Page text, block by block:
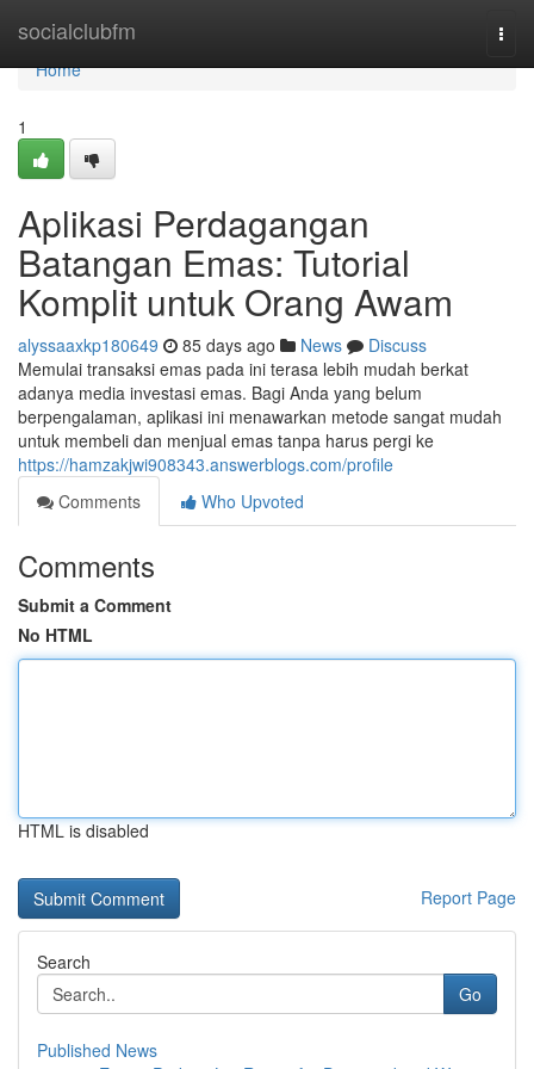
socialclubfm
Home
Home
1
Aplikasi Perdagangan
Batangan Emas: Tutorial
Komplit untuk Orang Awam
alyssaaxkp180649 85 days ago News
Discuss
Memulai transaksi emas pada ini terasa lebih mudah berkat
adanya media investasi emas. Bagi Anda yang belum
berpengalaman, aplikasi ini menawarkan metode sangat mudah
untuk membeli dan menjual emas tanpa harus pergi ke
https://hamzakjwi908343.answerblogs.com/profile
Comments
Who Upvoted
Comments
Submit a Comment
No HTML
HTML is disabled
Report Page
Search
Go
Published News